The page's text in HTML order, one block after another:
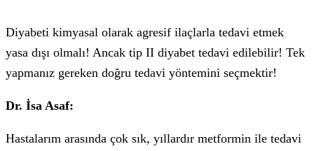
Diyabeti kimyasal olarak agresif ilaçlarla tedavi etmek
yasa dışı olmalı! Ancak tip II diyabet tedavi edilebilir! Tek
yapmanız gereken doğru tedavi yöntemini seçmektir!
Dr. İsa Asaf:
Hastalarım arasında çok sık, yıllardır metformin ile tedavi